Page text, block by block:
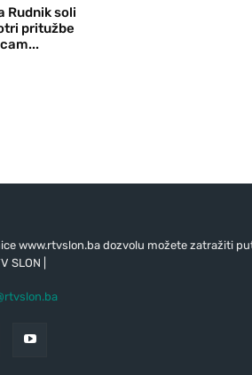
Rudnik soli
pritužbe
www.rtvslon.ba dozvolu možete zatražiti
SLON |